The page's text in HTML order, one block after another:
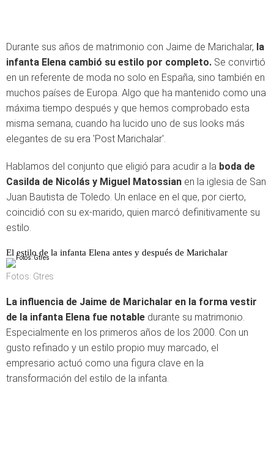
Durante sus años de matrimonio con Jaime de Marichalar, la
infanta Elena cambió su estilo por completo. Se convirtió
en un referente de moda no solo en España, sino también en
muchos países de Europa. Algo que ha mantenido como una
máxima tiempo después y que hemos comprobado esta
misma semana, cuando ha lucido uno de sus looks más
elegantes de su era 'Post Marichalar'.
Hablamos del conjunto que eligió para acudir a la boda de
Casilda de Nicolás y Miguel Matossian en la iglesia de San
Juan Bautista de Toledo. Un enlace en el que, por cierto,
coincidió con su ex-marido, quien marcó definitivamente su
estilo.
El estilo de la infanta Elena antes y después de Marichalar
Fotos: Gtres
La influencia de Jaime de Marichalar en la forma vestir
de la infanta Elena fue notable durante su matrimonio.
Especialmente en los primeros años de los 2000. Con un
gusto refinado y un estilo propio muy marcado, el
empresario actuó como una figura clave en la
transformación del estilo de la infanta.